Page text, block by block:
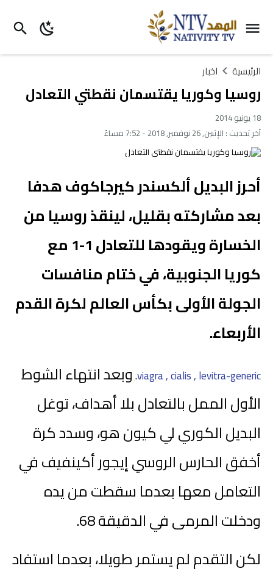
الرئيسية اخبار
روسيا وكوريا يقتسمان نقطتي التعادل
18 يونيو 2014
آخر تحديث : الإثنين, 26 نوفمبر, 2018 - 7:52 مساءً
أحرز البديل ألكسندر كيرجاكوف هدفا
بعد مشاركته بقليل، لينقذ روسيا من
الخسارة ويقودها للتعادل 1-1 مع
كوريا الجنوبية، في ختام منافسات
الجولة الأولى بكأس العالم لكرة القدم
الأربعاء.
viagra , cialis , levitra-generic
.وبعد انتهاء الشوط
الأول الممل بالتعادل بلا أهداف، توغل
البديل الكوري لي كيون هو، وسدد كرة
أخفق الحارس الروسي إيجور أكينفيف في
التعامل معها بعدما سقطت من يده
ودخلت المرمى في الدقيقة 68.
لكن التقدم لم يستمر طويلا، بعدما استفاد